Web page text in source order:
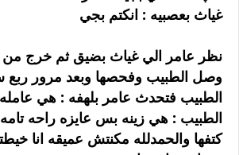
غياث بعصبيه : انكتم بجي
نظر عامر الي غياث بضيق ثم خرج من
وصل الطبيب وفحصها وبعد مرور
الطبيب فتحدث عامر بلهفه : هي
الطبيب : هي زينه بس عايزه راحه
كتفها والحمدلله مكنتش عميقه انا